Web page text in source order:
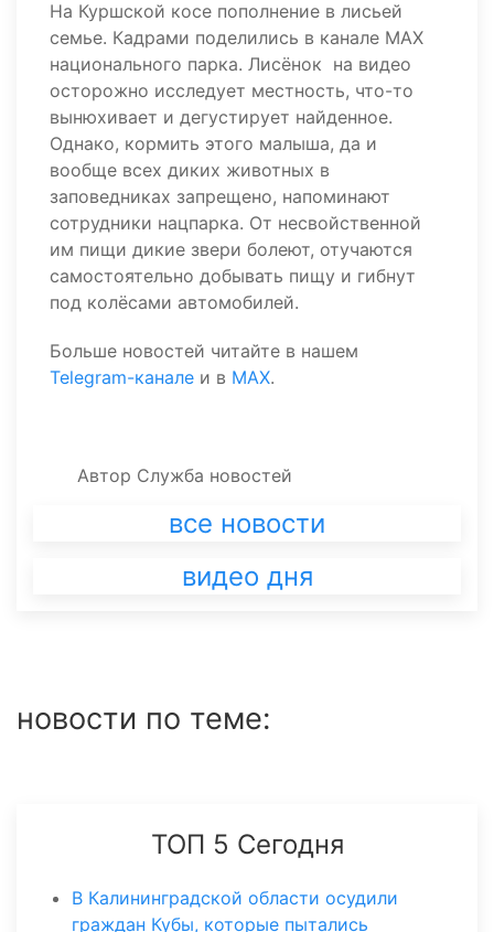
На Куршской косе пополнение в лисьей
семье. Кадрами поделились в канале МАХ
национального парка. Лисёнок на видео
осторожно исследует местность, что-то
вынюхивает и дегустирует найденное.
Однако, кормить этого малыша, да и
вообще всех диких животных в
заповедниках запрещено, напоминают
сотрудники нацпарка. От несвойственной
им пищи дикие звери болеют, отучаются
самостоятельно добывать пищу и гибнут
под колёсами автомобилей.
Больше новостей читайте в нашем
Telegram-канале и в MAX.
Автор Служба новостей
все новости
видео дня
новости по теме:
ТОП 5 Сегодня
В Калининградской области осудили
граждан Кубы, которые пытались